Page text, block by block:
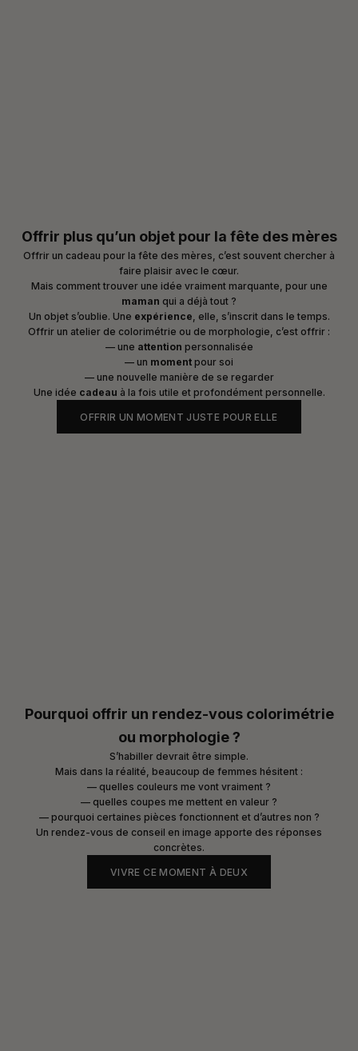
Offrir plus qu’un objet pour la fête des mères
Offrir un cadeau pour la fête des mères, c’est souvent chercher à
faire plaisir avec le cœur.
Mais comment trouver une idée vraiment marquante, pour une
maman qui a déjà tout ?
Un objet s’oublie. Une expérience, elle, s’inscrit dans le temps.
Offrir un atelier de colorimétrie ou de morphologie, c’est offrir :
— une attention personnalisée
— un moment pour soi
— une nouvelle manière de se regarder
Une idée cadeau à la fois utile et profondément personnelle.
OFFRIR UN MOMENT JUSTE POUR ELLE
Pourquoi offrir un rendez-vous colorimétrie
ou morphologie ?
S’habiller devrait être simple.
Mais dans la réalité, beaucoup de femmes hésitent :
— quelles couleurs me vont vraiment ?
— quelles coupes me mettent en valeur ?
— pourquoi certaines pièces fonctionnent et d’autres non ?
Un rendez-vous de conseil en image apporte des réponses
concrètes.
VIVRE CE MOMENT À DEUX